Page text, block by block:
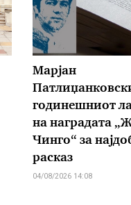
Марјан
годинешниот
на наградата
Чинго“ за
расказ
04/08/2026 14:08